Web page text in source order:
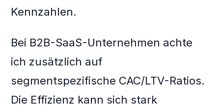
Kennzahlen.
Bei B2B-SaaS-Unternehmen achte
ich zusätzlich auf
segmentspezifische CAC/LTV-Ratios.
Die Effizienz kann sich stark